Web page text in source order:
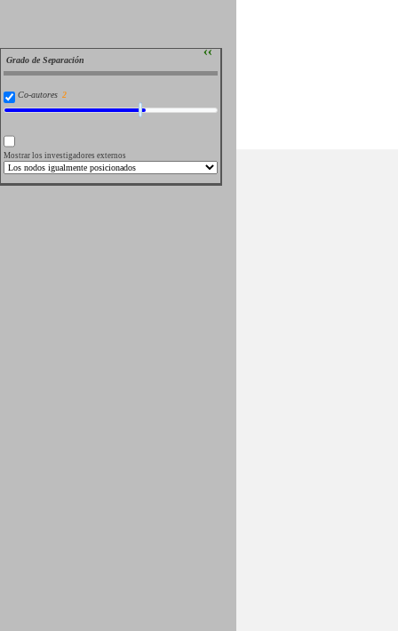
Grado de Separación ››
Co-autores
Mostrar los investigadores externos